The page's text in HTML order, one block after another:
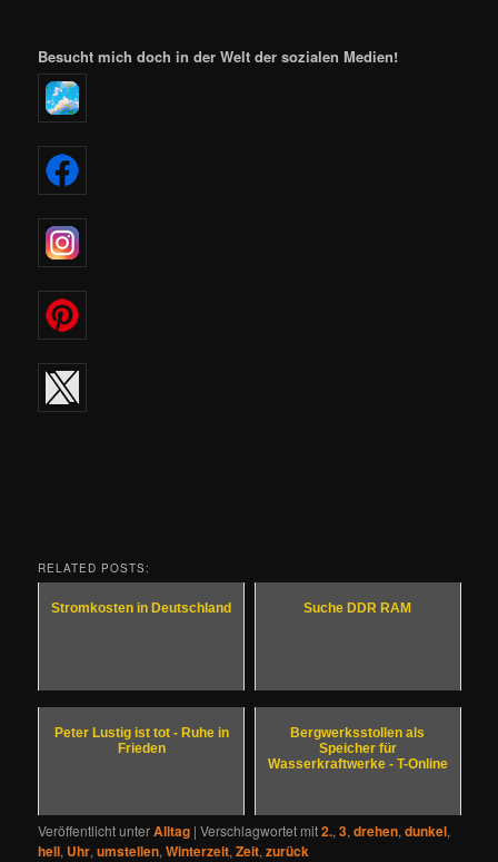
Besucht mich doch in der Welt der sozialen Medien!
RELATED POSTS:
Stromkosten in Deutschland Suche DDR RAM
Peter Lustig ist tot - Ruhe in
Frieden
Bergwerksstollen als
Speicher für
Wasserkraftwerke - T-Online
Veröffentlicht unterAlltag |Verschlagwortet mit2.,3,drehen,dunkel,
hell, Uhr,umstellen,Winterzeit,Zeit,zurück